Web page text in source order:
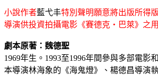
小說作者藍弋丰特別聲明願意將出版所得
導演供投資拍攝電影《賽德克‧巴萊》之用
劇本原著：魏德聖
1969年生。1993至1996年間參與多部電影
本導演林海象的《海鬼燈》、楊德昌導演